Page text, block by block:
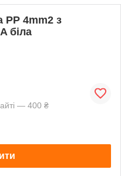
PP 4mm2 з
біла
— 400 ₴